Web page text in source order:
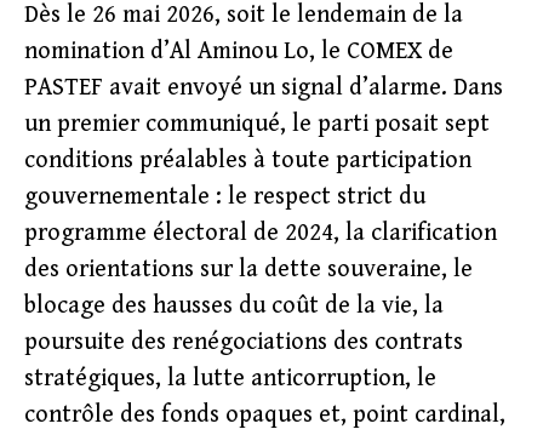
Dès le 26 mai 2026, soit le lendemain de la
nomination d’Al Aminou Lo, le COMEX de
PASTEF avait envoyé un signal d’alarme. Dans
un premier communiqué, le parti posait sept
conditions préalables à toute participation
gouvernementale : le respect strict du
programme électoral de 2024, la clarification
des orientations sur la dette souveraine, le
blocage des hausses du coût de la vie, la
poursuite des renégociations des contrats
stratégiques, la lutte anticorruption, le
contrôle des fonds opaques et, point cardinal,